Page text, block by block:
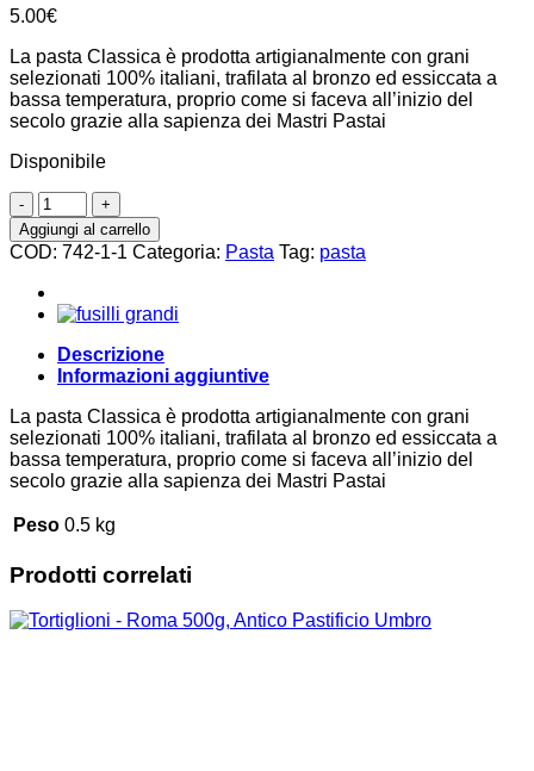
5.00€
La pasta Classica è prodotta artigianalmente con grani
selezionati 100% italiani, trafilata al bronzo ed essiccata a
bassa temperatura, proprio come si faceva all’inizio del
secolo grazie alla sapienza dei Mastri Pastai
Disponibile
Paccari
500g,
Antico
pastificio
Umbro
quantità
Aggiungi al carrello
COD: 742-1-1 Categoria: Pasta Tag: pasta
Descrizione
Informazioni aggiuntive
La pasta Classica è prodotta artigianalmente con grani
selezionati 100% italiani, trafilata al bronzo ed essiccata a
bassa temperatura, proprio come si faceva all’inizio del
secolo grazie alla sapienza dei Mastri Pastai
Peso 0.5 kg
Prodotti correlati